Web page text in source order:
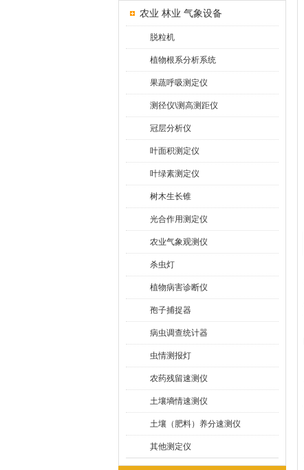
农业 林业 气象设备
脱粒机
植物根系分析系统
果蔬呼吸测定仪
测径仪\测高测距仪
冠层分析仪
叶面积测定仪
叶绿素测定仪
树木生长锥
光合作用测定仪
农业气象观测仪
杀虫灯
植物病害诊断仪
孢子捕捉器
病虫调查统计器
虫情测报灯
农药残留速测仪
土壤墒情速测仪
土壤（肥料）养分速测仪
其他测定仪